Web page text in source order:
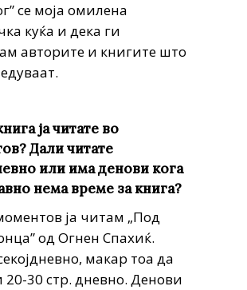
се моја омилена
куќа и дека ги
авторите и книгите што
ја читате во
Дали читате
или има денови кога
нема време за книга?
ја читам „Под
од Огнен Спахиќ.
макар тоа да
20-30 стр. дневно. Денови